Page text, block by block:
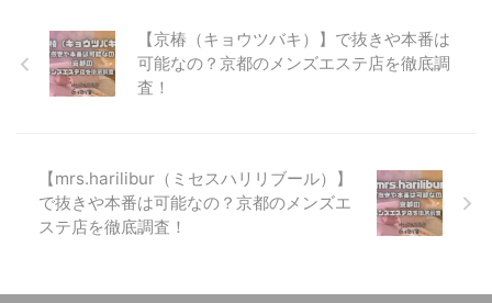
【京椿（キョウツバキ）】で抜きや本番は
可能なの？京都のメンズエステ店を徹底調
査！
【mrs.harilibur（ミセスハリリブール）】
で抜きや本番は可能なの？京都のメンズエ
ステ店を徹底調査！